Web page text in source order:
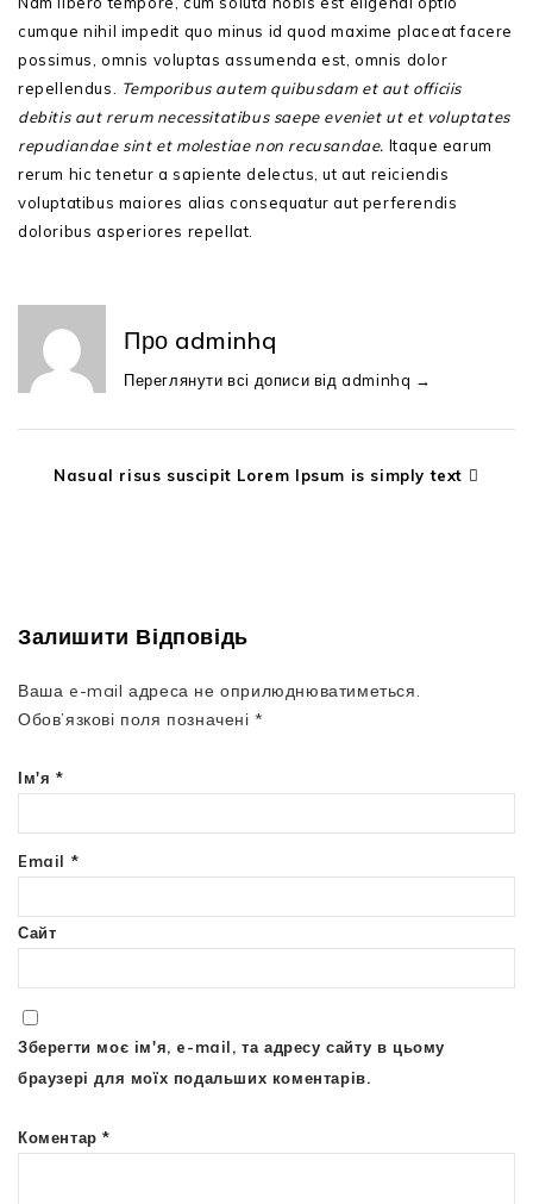
cumque nihil impedit quo minus id quod maxime placeat facere
possimus, omnis voluptas assumenda est, omnis dolor
repellendus.
Temporibus autem quibusdam et aut officiis
debitis aut rerum necessitatibus saepe eveniet ut et voluptates
repudiandae sint et molestiae non recusandae. Itaque earum
rerum hic tenetur a sapiente delectus, ut aut reiciendis
voluptatibus maiores alias consequatur aut perferendis
doloribus asperiores repellat.
Про adminhq
Переглянути всі дописи від adminhq →
Nasual risus suscipit Lorem Ipsum is simply text
Залишити Відповідь
Ваша e-mail адреса не оприлюднюватиметься.
Обов’язкові поля позначені*
Ім'я *
Email *
Сайт
Зберегти моє ім'я, e-mail, та адресу сайту в цьому
браузері для моїх подальших коментарів.
Коментар*